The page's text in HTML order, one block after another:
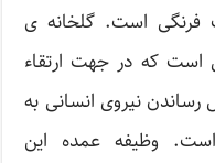
فرنگی است. گلخانه ی
است که در جهت ارتقاء
نیروی انسانی به
وظیفه عمده این